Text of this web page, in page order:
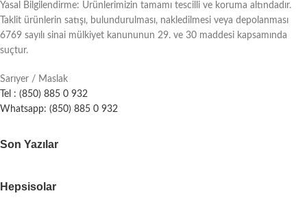
Yasal Bilgilendirme: Ürünlerimizin tamamı tescilli ve koruma altındadır.
Taklit ürünlerin satışı, bulundurulması, nakledilmesi veya depolanması
6769 sayılı sinai mülkiyet kanununun 29. ve 30 maddesi kapsamında
suçtur.
Sarıyer / Maslak
Tel : (850) 885 0 932
Whatsapp: (850) 885 0 932
Son Yazılar
Hepsisolar